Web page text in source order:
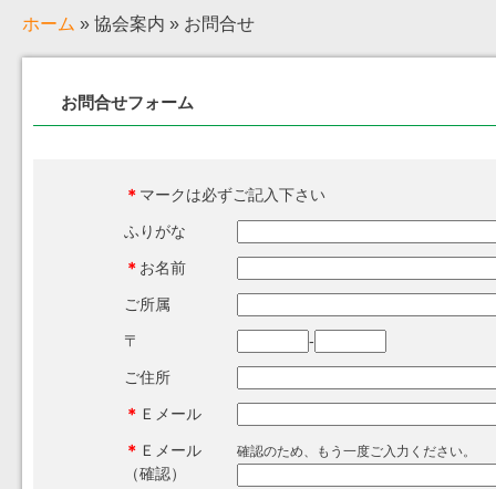
ホーム » 協会案内 » お問合せ
お問合せフォーム
＊ マークは必ずご記入下さい
ふりがな
＊ お名前
ご所属
〒 -
ご住所
＊ Ｅメール
＊ Ｅメール
（確認）
確認のため、もう一度ご入力ください。